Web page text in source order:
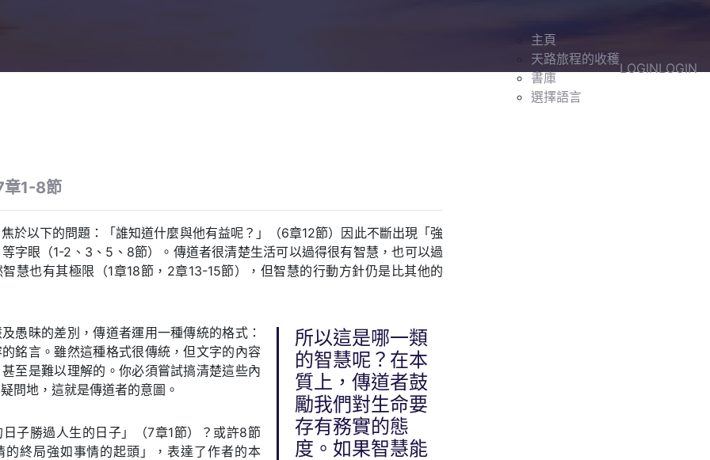
主頁
天路旅程的收穫
書庫
選擇語言
LOGINLOGIN
章1-8節
於以下的問題：「誰知道什麼與他有益呢？」（6章12節）因此不斷出現「強
字眼（1-2、3、5、8節）。傳道者很清楚生活可以過得很有智慧，也可以過
慧也有其極限（1章18節，2章13-15節），但智慧的行動方針仍是比其他的
所以這是哪一類
的智慧呢？在本
質上，傳道者鼓
勵我們對生命要
存有務實的態
度。如果智慧能
愚昧的差別，傳道者運用一種傳統的格式：
銘言。雖然這種格式很傳統，但文字的內容
至是難以理解的。你必須嘗試搞清楚這些內
問地，這就是傳道者的意圖。
子勝過人生的日子」（7章1節）？或許8節
的終局強如事情的起頭」，表達了作者的本